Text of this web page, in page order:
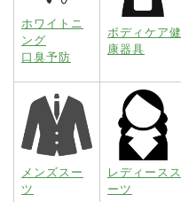
ホワイトニ
ング
口臭予防
ボディケア健
康器具
メンズスー
ツ
レディースス
ーツ